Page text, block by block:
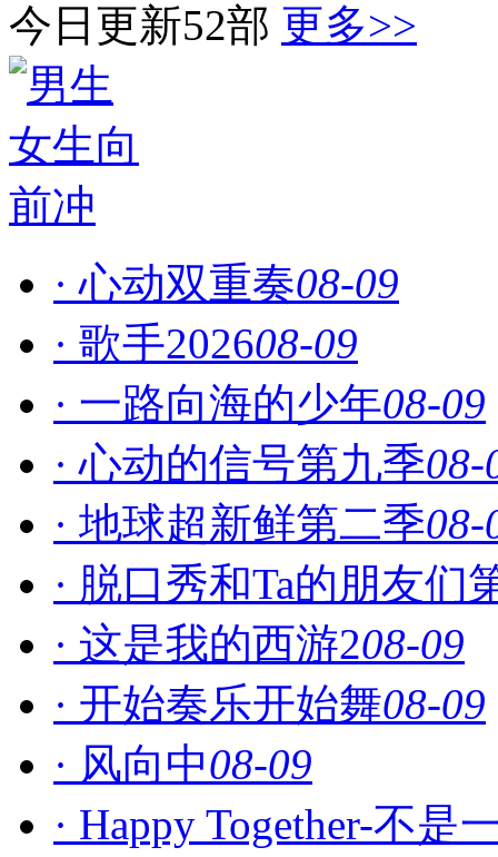
今日更新52部 更多>>
· 心动双重奏08-09
· 歌手202608-09
· 一路向海的少年08-09
· 心动的信号第九季08-
· 地球超新鲜第二季08-
· 脱口秀和Ta的朋友们
· 这是我的西游208-09
· 开始奏乐开始舞08-09
· 风向中08-09
· Happy Together-不是